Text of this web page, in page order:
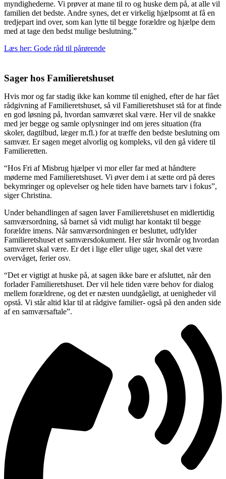
myndighederne. Vi prøver at mane til ro og huske dem på, at alle vil
familien det bedste. Andre synes, det er virkelig hjælpsomt at få en
tredjepart ind over, som kan lytte til begge forældre og hjælpe dem
med at tage den bedst mulige beslutning.”
Læs her: Gode råd til pårørende
Sager hos Familieretshuset
Hvis mor og far stadig ikke kan komme til enighed, efter de har fået
rådgivning af Familieretshuset, så vil Familieretshuset stå for at finde
en god løsning på, hvordan samværet skal være. Her vil de snakke
med jer begge og samle oplysninger ind om jeres situation (fra
skoler, dagtilbud, læger m.fl.) for at træffe den bedste beslutning om
samvær. Er sagen meget alvorlig og kompleks, vil den gå videre til
Familieretten.
“Hos Fri af Misbrug hjælper vi mor eller far med at håndtere
møderne med Familieretshuset. Vi øver dem i at sætte ord på deres
bekymringer og oplevelser og hele tiden have barnets tarv i fokus”,
siger Christina.
Under behandlingen af sagen laver Familieretshuset en midlertidig
samværsordning, så barnet så vidt muligt har kontakt til begge
forældre imens. Når samværsordningen er besluttet, udfylder
Familieretshuset et samværsdokument. Her står hvornår og hvordan
samværet skal være. Er det i lige eller ulige uger, skal det være
overvåget, ferier osv.
“Det er vigtigt at huske på, at sagen ikke bare er afsluttet, når den
forlader Familieretshuset. Der vil hele tiden være behov for dialog
mellem forældrene, og det er næsten uundgåeligt, at uenigheder vil
opstå. Vi står altid klar til at rådgive familier- også på den anden side
af en samværsaftale”.